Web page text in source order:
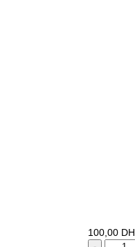
100,00 DH